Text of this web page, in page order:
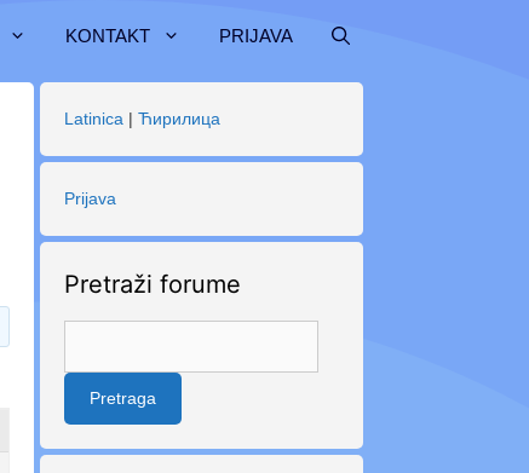
KONTAKT PRIJAVA
Latinica | Ћирилица
Prijava
Pretraži forume